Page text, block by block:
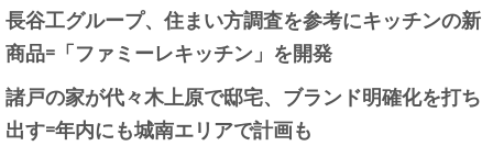
長谷工グループ、住まい方調査を参考にキッチンの新
商品=「ファミーレキッチン」を開発
諸戸の家が代々木上原で邸宅、ブランド明確化を打ち
出す=年内にも城南エリアで計画も